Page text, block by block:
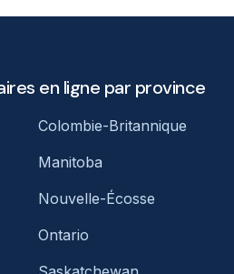
en ligne par province
Colombie-Britannique
Manitoba
Nouvelle-Écosse
Ontario